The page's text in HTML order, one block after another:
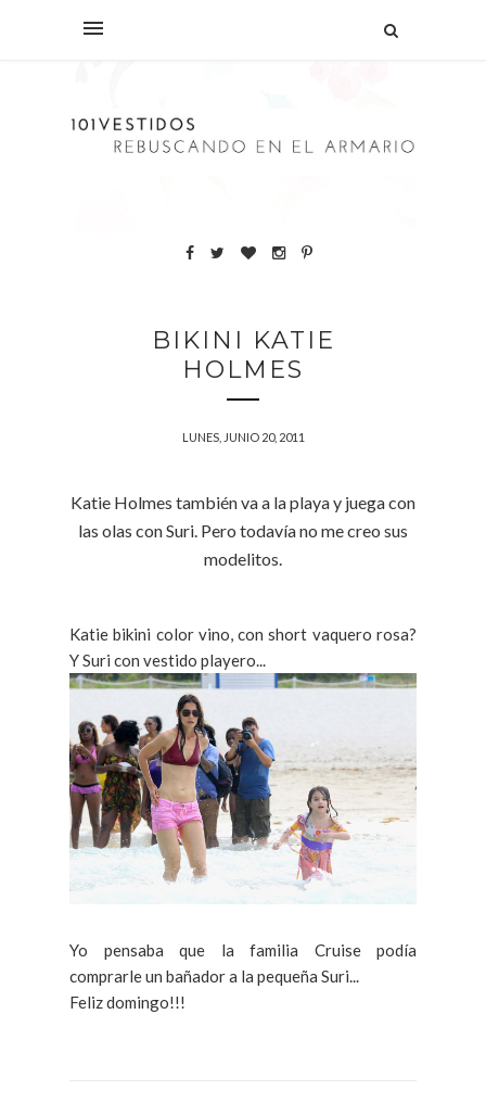
BIKINI KATIE
HOLMES
LUNES, JUNIO 20, 2011
Katie Holmes también va a la playa y juega con
las olas con Suri. Pero todavía no me creo sus
modelitos.
Katie bikini color vino, con short vaquero rosa?
Y Suri con vestido playero...
Yo pensaba que la familia Cruise podía
comprarle un bañador a la pequeña Suri...
Feliz domingo!!!